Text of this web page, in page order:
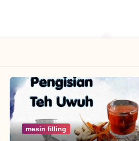
mesin filling